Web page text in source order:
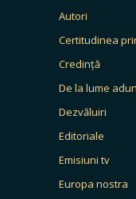
Autori
Certitudinea
Credință
De la lume
Dezvăluiri
Editoriale
Emisiuni tv
Europa nostra